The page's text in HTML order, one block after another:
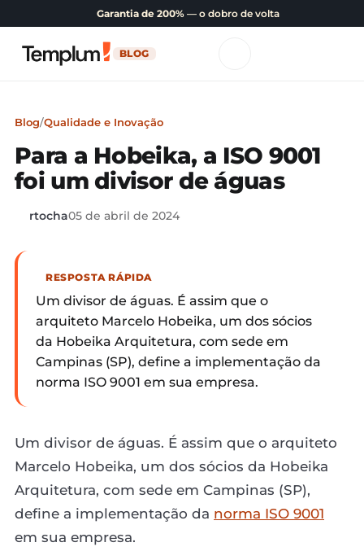
Garantia de 200% — o dobro de volta
BLOG
Blog/Qualidade e Inovação
Para a Hobeika, a ISO 9001
foi um divisor de águas
rtocha05 de abril de 2024
RESPOSTA RÁPIDA
Um divisor de águas. É assim que o
arquiteto Marcelo Hobeika, um dos sócios
da Hobeika Arquitetura, com sede em
Campinas (SP), define a implementação da
norma ISO 9001 em sua empresa.
Um divisor de águas. É assim que o arquiteto
Marcelo Hobeika, um dos sócios da Hobeika
Arquitetura, com sede em Campinas (SP),
define a implementação da norma ISO 9001
em sua empresa.